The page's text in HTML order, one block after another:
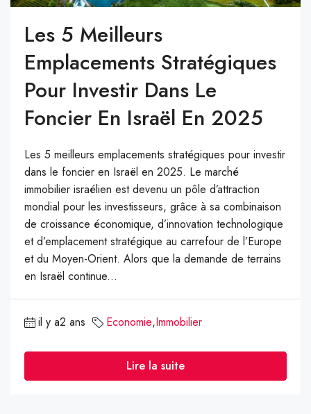
Les 5 Meilleurs
Emplacements Stratégiques
Pour Investir Dans Le
Foncier En Israël En 2025
Les 5 meilleurs emplacements stratégiques pour investir
dans le foncier en Israël en 2025. Le marché
immobilier israélien est devenu un pôle d’attraction
mondial pour les investisseurs, grâce à sa combinaison
de croissance économique, d’innovation technologique
et d’emplacement stratégique au carrefour de l’Europe
et du Moyen-Orient. Alors que la demande de terrains
en Israël continue...
il y a2 ans Economie,Immobilier
Lire la suite